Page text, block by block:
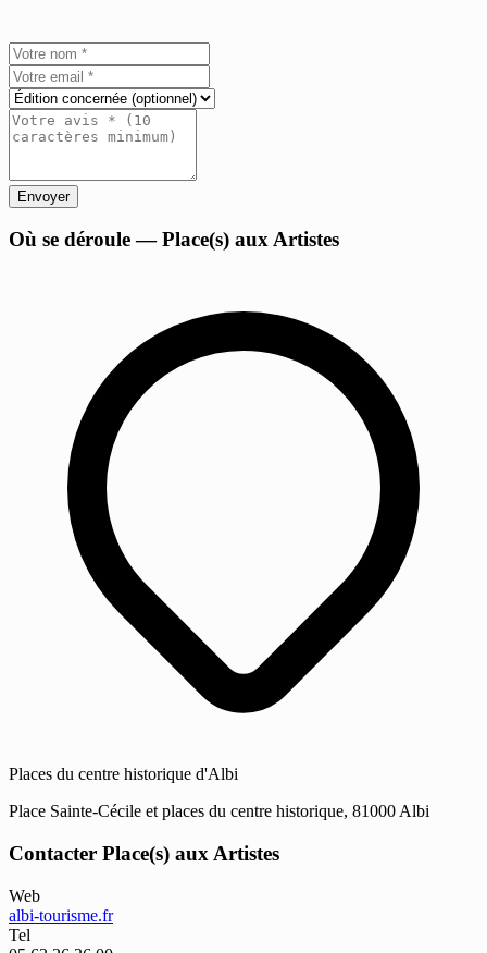
Envoyer
Où se déroule — Place(s) aux Artistes
Places du centre historique d'Albi
Place Sainte-Cécile et places du centre historique, 81000 Albi
Contacter Place(s) aux Artistes
Web
albi-tourisme.fr
Tel